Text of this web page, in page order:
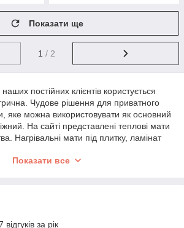
Показати ще
1 / 2
постійних клієнтів користується
Чудове рішення для приватного
яке можна використовувати як основний
На сайті представлені теплові мати
Нагрівальні мати під плитку, ламінат
простір. Гарантуємо високу
підлога під плитку
Показати все
за рік